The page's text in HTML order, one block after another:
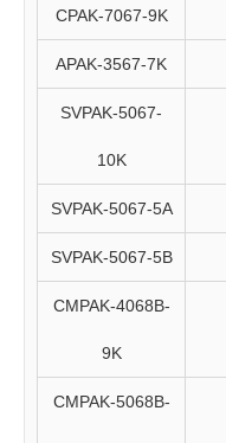
CPAK-7067-9K
APAK-3567-7K
SVPAK-5067-
10K
SVPAK-5067-5A
SVPAK-5067-5B
CMPAK-4068B-
9K
CMPAK-5068B-